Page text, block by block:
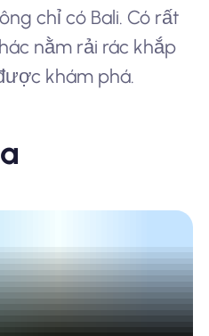
chỉ có Bali. Có rất
nằm rải rác khắp
khám phá.